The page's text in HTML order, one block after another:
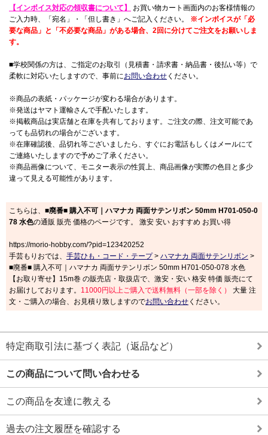
【インボイス対応の領収書について】
お買い物カート画面内のお客様情報の
ご入力時、「宛名」・「但し書き」へご記入ください。 ※インボイスが「必
要な商品」と「不必要な商品」がある場合、2回に分けてご注文をお願いしま
す。
■学校関係の方は、ご指定のお取引（見積書・請求書・納品書・後払い等）で
柔軟に対応いたしますので、事前にお問い合わせ ください。
※商品の表紙・パッケージが変わる場合があります。
※発送はヤマト運輸さんで手配いたします。
※掲載商品は実店舗と在庫を共有しております。ご注文の際、注文可能であ
っても品切れの場合がございます。
※在庫確認後、品切れ等ございましたら、すぐにお電話もしくはメールにて
ご連絡いたしますので予めご了承ください。
※商品画像について、モニター表示の性質上、商品画像が実際の色目と多少
違って見える可能性があります。
こちらは、 ■廃番■ 購入不可｜ハマナカ 両面サテンリボン 50mm H701-050-0
78 水色の通販 販売 価格のページです。 激安 安い おすすめ お買い得
https://morio-hobby.com/?pid=123420252
手芸もりおでは、 手芸ひも・コード・テープ> ハマナカ 両面サテンリボン >
■廃番■ 購入不可｜ハマナカ 両面サテンリボン 50mm H701-050-078 水色
【お取り寄せ】15m巻 の販売店・取扱店で、激安・安い 格安 特価 販売にて
お届けしております。 11000円以上ご購入で送料無料（一部を除く）
大量 注
文・ご購入の場合、お見積り致しますのでお問い合わせ ください。
特定商取引法に基づく表記（返品など）
この商品について問い合わせる
この商品を友達に教える
過去の注文履歴を確認する